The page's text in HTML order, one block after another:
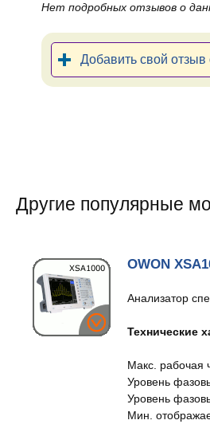
Нет подробных отзывов о
Добавить свой
Другие популярные
OWON
Анализатор
Технические
Макс. рабочая
Уровень
Уровень
Мин.